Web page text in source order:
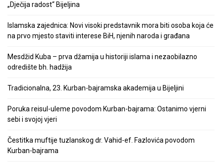
„Dječija radost“ Bijeljina
Islamska zajednica: Novi visoki predstavnik mora biti osoba koja će
na prvo mjesto staviti interese BiH, njenih naroda i građana
Mesdžid Kuba – prva džamija u historiji islama i nezaobilazno
odredište bh. hadžija
Tradicionalna, 23. Kurban-bajramska akademija u Bijeljini
Poruka reisul-uleme povodom Kurban-bajrama: Ostanimo vjerni
sebi i svojoj vjeri
Čestitka muftije tuzlanskog dr. Vahid-ef. Fazlovića povodom
Kurban-bajrama